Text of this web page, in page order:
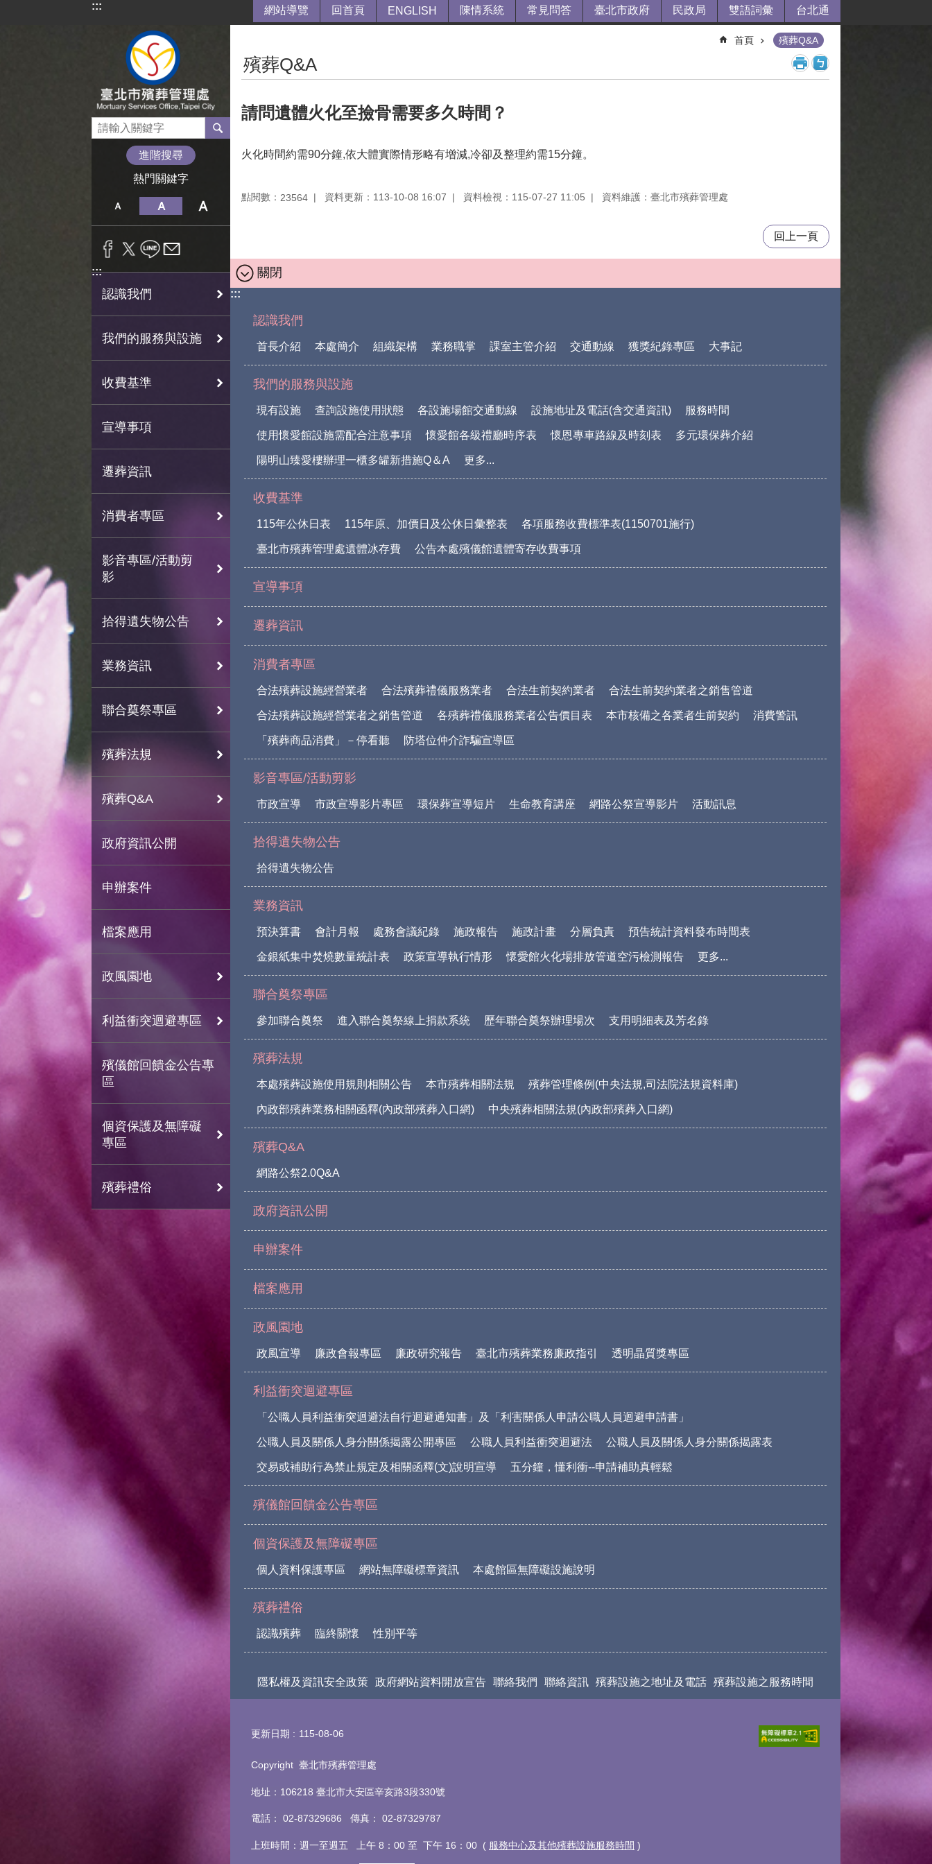
跳到主要內容區塊
::: 網站導覽 回首頁 ENGLISH 陳情系統 常見問答 臺北市政府 民政局 雙語詞彙 台北通
進階搜尋
熱門關鍵字
:::
認識我們
我們的服務與設施
收費基準
宣導事項
遷葬資訊
消費者專區
影音專區/活動剪
影
拾得遺失物公告
業務資訊
聯合奠祭專區
殯葬法規
殯葬Q&A
政府資訊公開
申辦案件
檔案應用
政風園地
利益衝突迴避專區
殯儀館回饋金公告專
區
個資保護及無障礙
專區
殯葬禮俗
首頁 殯葬Q&A
殯葬Q&A
請問遺體火化至撿骨需要多久時間？
火化時間約需90分鐘,依大體實際情形略有增減,冷卻及整理約需15分鐘。
點閱數： 23564 資料更新：113-10-08 16:07 資料檢視：115-07-27 11:05 資料維護：臺北市殯葬管理處
回上一頁
關閉
:::
認識我們
首長介紹 本處簡介 組織架構 業務職掌 課室主管介紹 交通動線 獲獎紀錄專區 大事記
我們的服務與設施
現有設施 查詢設施使用狀態 各設施場館交通動線 設施地址及電話(含交通資訊) 服務時間
使用懷愛館設施需配合注意事項 懷愛館各級禮廳時序表 懷恩專車路線及時刻表 多元環保葬介紹
陽明山臻愛樓辦理一櫃多罐新措施Q＆A 更多...
收費基準
115年公休日表 115年原、加價日及公休日彙整表 各項服務收費標準表(1150701施行)
臺北市殯葬管理處遺體冰存費 公告本處殯儀館遺體寄存收費事項
宣導事項
遷葬資訊
消費者專區
合法殯葬設施經營業者 合法殯葬禮儀服務業者 合法生前契約業者 合法生前契約業者之銷售管道
合法殯葬設施經營業者之銷售管道 各殯葬禮儀服務業者公告價目表 本市核備之各業者生前契約 消費警訊
「殯葬商品消費」－停看聽 防塔位仲介詐騙宣導區
影音專區/活動剪影
市政宣導 市政宣導影片專區 環保葬宣導短片 生命教育講座 網路公祭宣導影片 活動訊息
拾得遺失物公告
拾得遺失物公告
業務資訊
預決算書 會計月報 處務會議紀錄 施政報告 施政計畫 分層負責 預告統計資料發布時間表
金銀紙集中焚燒數量統計表 政策宣導執行情形 懷愛館火化場排放管道空污檢測報告 更多...
聯合奠祭專區
參加聯合奠祭 進入聯合奠祭線上捐款系統 歷年聯合奠祭辦理場次 支用明細表及芳名錄
殯葬法規
本處殯葬設施使用規則相關公告 本市殯葬相關法規 殯葬管理條例(中央法規,司法院法規資料庫)
內政部殯葬業務相關函釋(內政部殯葬入口網) 中央殯葬相關法規(內政部殯葬入口網)
殯葬Q&A
網路公祭2.0Q&A
政府資訊公開
申辦案件
檔案應用
政風園地
政風宣導 廉政會報專區 廉政研究報告 臺北市殯葬業務廉政指引 透明晶質獎專區
利益衝突迴避專區
「公職人員利益衝突迴避法自行迴避通知書」及「利害關係人申請公職人員迴避申請書」
公職人員及關係人身分關係揭露公開專區 公職人員利益衝突迴避法 公職人員及關係人身分關係揭露表
交易或補助行為禁止規定及相關函釋(文)說明宣導 五分鐘，懂利衝--申請補助真輕鬆
殯儀館回饋金公告專區
個資保護及無障礙專區
個人資料保護專區 網站無障礙標章資訊 本處館區無障礙設施說明
殯葬禮俗
認識殯葬 臨終關懷 性別平等
隱私權及資訊安全政策 政府網站資料開放宣告 聯絡我們 聯絡資訊 殯葬設施之地址及電話 殯葬設施之服務時間
更新日期 115-08-06
Copyright 臺北市殯葬管理處
地址：106218 臺北市大安區辛亥路3段330號
電話 ： 02-87329686 傳真 ： 02-87329787
上班時間：週一至週五 上午 8：00 至 下午 16：00 ( 服務中心及其他殯葬設施服務時間 )